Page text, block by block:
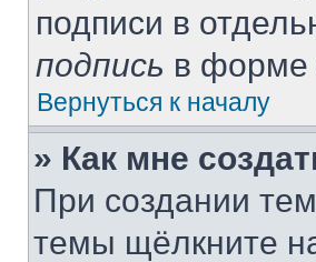
подписи в
подпись в форме
Вернуться к началу
» Как мне
При создании
темы щёлкните